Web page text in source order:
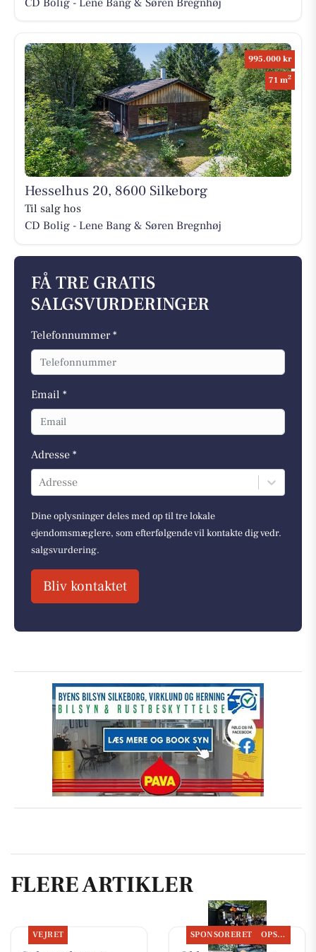
995.000 kr
71 m2
Hesselhus 20, 8600 Silkeborg
Til salg hos
CD Bolig - Lene Bang & Søren Bregnhøj
FÅ TRE GRATIS
SALGSVURDERINGER
Telefonnummer *
Email *
Adresse *
Adresse
Dine oplysninger deles med op til tre lokale
ejendomsmæglere, som efterfølgende vil kontakte dig vedr.
salgsvurdering.
Bliv kontaktet
FLERE ARTIKLER
VEJRET SPONSORERET OPSLAGSTAVLEN